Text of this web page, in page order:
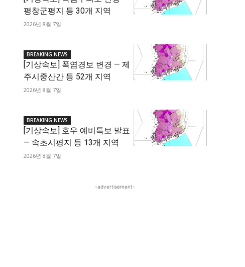
평창군평지 등 30개 지역
2026년 8월 7일
BREAKING NEWS
[기상속보] 폭염경보 변경 — 제
주시중산간 등 52개 지역
2026년 8월 7일
BREAKING NEWS
[기상속보] 호우 예비특보 발표
— 속초시평지 등 13개 지역
2026년 8월 7일
-advertisement-